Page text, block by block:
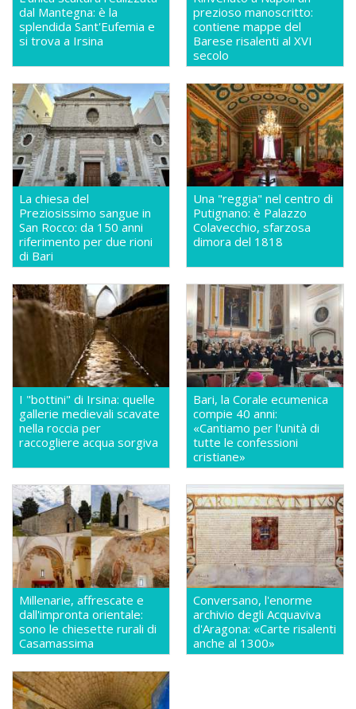
dal Mantegna: è la
splendida Sant'Eufemia e
si trova a Irsina
prezioso manoscritto:
contiene mappe del
Barese risalenti al XVI
secolo
La chiesa del
Preziosissimo sangue in
San Rocco: da 150 anni
riferimento per due rioni
di Bari
Una "reggia" nel centro di
Putignano: è Palazzo
Colavecchio, sfarzosa
dimora del 1818
I "bottini" di Irsina: quelle
gallerie medievali scavate
nella roccia per
raccogliere acqua sorgiva
Bari, la Corale ecumenica
compie 40 anni:
«Cantiamo per l'unità di
tutte le confessioni
cristiane»
Millenarie, affrescate e
dall'impronta orientale:
sono le chiesette rurali di
Casamassima
Conversano, l'enorme
archivio degli Acquaviva
d'Aragona: «Carte risalenti
anche al 1300»